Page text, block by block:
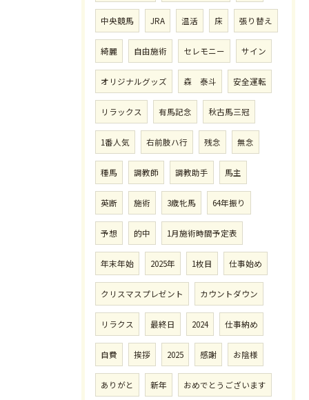
中央競馬 JRA 温活 床 張り替え
綺麗 自由施術 セレモニー サイン
オリジナルグッズ 森 泰斗 安全運転
リラックス 有馬記念 秋古馬三冠
1番人気 右前肢ハ行 残念 無念
種馬 調教師 調教助手 馬主
英断 施術 3歳牝馬 64年振り
予想 的中 1月施術時間予定表
年末年始 2025年 1枚目 仕事始め
クリスマスプレゼント カウントダウン
リラクス 最終日 2024 仕事納め
自費 挨拶 2025 感謝 お陰様
ありがと 新年 おめでとうございます